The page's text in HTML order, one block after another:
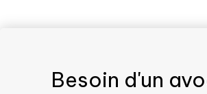
Besoin d'un